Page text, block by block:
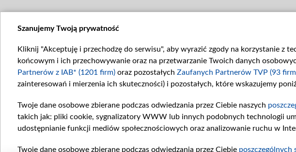
Szanujemy Twoją prywatność
Kliknij "Akceptuję i przechodzę do serwisu", aby wyrazić zgody na korzystanie z
końcowym i ich przechowywanie oraz na przetwarzanie Twoich danych
Partnerów z IAB* (1201 firm) oraz pozostałych Zaufanych Partnerów TVP (93
zainteresowań i mierzenia ich skuteczności) i pozostałych, które wskazujemy
Twoje dane osobowe zbierane podczas odwiedzania przez Ciebie naszych
takich jak: pliki cookie, sygnalizatory WWW lub innych podobnych technologii
udostępnianie funkcji mediów społecznościowych oraz analizowanie ruchu w
Twoje dane osobowe zbierane podczas odwiedzania przez Ciebie poszczególnych